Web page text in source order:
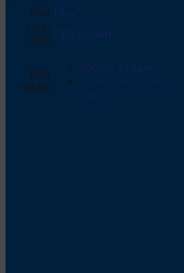
GẦU
LOẠI
GẦU
BẢO
HÀNH